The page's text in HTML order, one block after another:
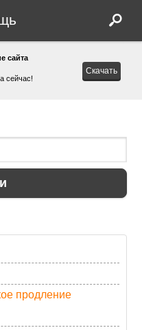
сайта
сейчас!
Скачать
продление